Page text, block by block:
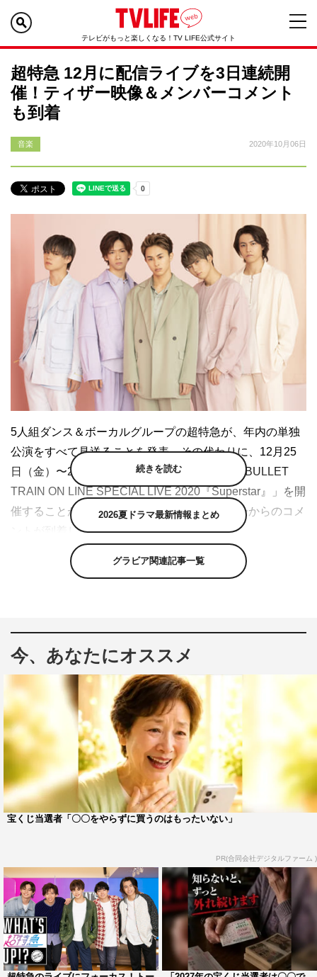
テレビがもっと楽しくなる！TV LIFE公式サイト
超特急 12月に配信ライブを3日連続開
催！ティザー映像＆メンバーコメント
も到着
音楽 2020年10月06日
5人組ダンス＆ボーカルグループの超特急が、年内の単独
公演をすべて見送ることを発表。その代わりに、12月25
日（金）〜27日（日）の3日間、配信ライブ「BULLET
TRAIN ON LINE SPECIAL LIVE 2020『Superstar』」を開
催することが決定し、ティザー映像とメンバーからのコメ
ントが到着した。
12月25日が結成記念日の超特急は、例年、年末に大規模
なライブやツアーを開催。今年も12月に、宮城・大阪・名
断。
今回発表された配信ライブは、各日セットリストや演出を
変えての開催になるという。彼らがステージに立つのは、
8月のWOWOW特番内での横浜アリーナ以来4か月ぶりと
なる。12月16日（水）にはシングル『Asayake』のリリー
スも予定されており、同曲の初披露にも期待されるところ
だ。
そして、配信ライブのタイトルとなっている
きた初期のライブ定番曲のタイトルでもある。超特急の原
点ともいえるワードを掲げているところに、原点回帰的な
意味合いを感じても不思議ではないだろう。
発表にあたり、メンバーのカイは「直接会うことができな
いのは寂しく思いますが、3日間内容が変わるので、会え
ない寂しさ以上に楽しさを感じさせることを約束します！
続きを読む
2026夏ドラマ最新情報まとめ
グラビア関連記事一覧
今、あなたにオススメ
宝くじ当選者「〇〇をやらずに買うのはもったいない」
PR(合同会社デジタルファーム )